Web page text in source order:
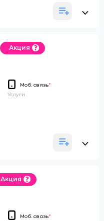
Акция
Моб. связь*
Услуги
Акция
Моб. связь*